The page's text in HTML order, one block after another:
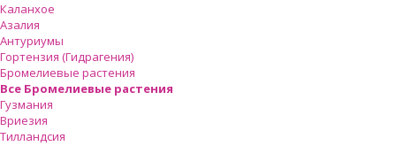
Каланхое
Азалия
Антуриумы
Гортензия (Гидрагения)
Бромелиевые растения
Все Бромелиевые растения
Гузмания
Вриезия
Тилландсия